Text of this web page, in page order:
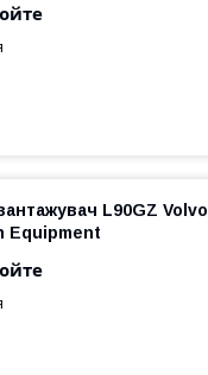
L90GZ Volvo
Equipment